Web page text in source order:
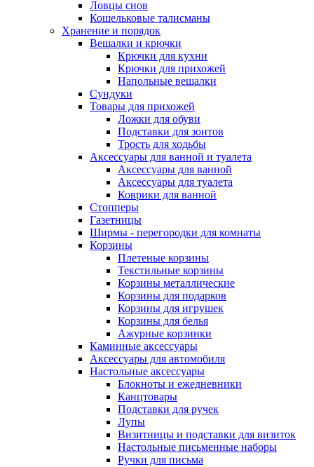
Ловцы снов
Кошельковые талисманы
Хранение и порядок
Вешалки и крючки
Крючки для кухни
Крючки для прихожей
Напольные вешалки
Сундуки
Товары для прихожей
Ложки для обуви
Подставки для зонтов
Трость для ходьбы
Аксессуары для ванной и туалета
Аксессуары для ванной
Аксессуары для туалета
Коврики для ванной
Стопперы
Газетницы
Ширмы - перегородки для комнаты
Корзины
Плетеные корзины
Текстильные корзины
Корзины металлические
Корзины для подарков
Корзины для игрушек
Корзины для белья
Ажурные корзинки
Каминные аксессуары
Аксессуары для автомобиля
Настольные аксессуары
Блокноты и ежедневники
Канцтовары
Подставки для ручек
Лупы
Визитницы и подставки для визиток
Настольные письменные наборы
Ручки для письма